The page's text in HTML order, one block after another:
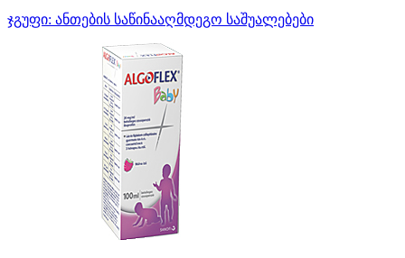
ჯგუფი: ანთების საწინააღმდეგო საშუალებები